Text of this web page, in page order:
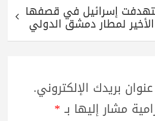
إسرائيل في قصفها
الأخير لمطار دمشق الدولي
بريدك الإلكتروني.
مشار إليها بـ*